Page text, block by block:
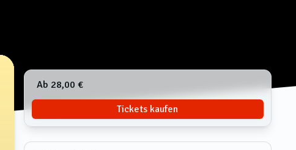
Ab 28,00 €
Tickets kaufen